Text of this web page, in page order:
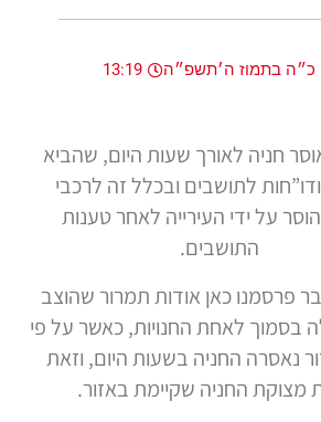
כ״ה בתמוז ה׳תשפ״ה 13:19
חניה לאורך שעות היום, שהביא
לתושבים ובכלל זה לרכבי
על ידי העירייה לאחר טענות
התושבים.
פרסמנו כאן אודות תמרור שהוצב
בסמוך לאחת החנויות, כאשר על פי
נאסרה החניה בשעות היום, וזאת
מצוקת החניה שקיימת באזור.